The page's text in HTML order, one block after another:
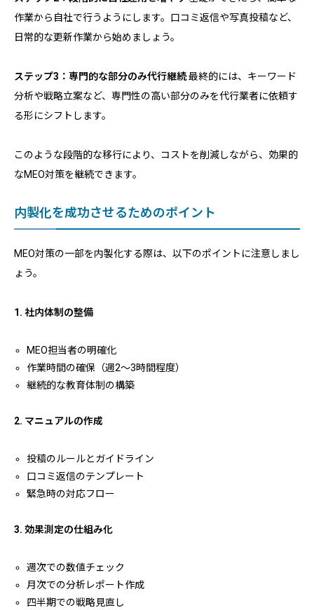
作業から自社で行うようにします。口コミ返信や写真投稿など、
日常的な更新作業から始めましょう。
ステップ3：専門的な部分のみ代行継続最終的には、キーワード
分析や戦略立案など、専門性の高い部分のみを代行業者に依頼す
る形にシフトします。
このような段階的な移行により、コストを削減しながら、効果的
なMEO対策を継続できます。
内製化を成功させるためのポイント
MEO対策の一部を内製化する際は、以下のポイントに注意しまし
ょう。
1. 社内体制の整備
MEO担当者の明確化
作業時間の確保（週2～3時間程度）
継続的な教育体制の構築
2. マニュアルの作成
投稿のルールとガイドライン
口コミ返信のテンプレート
緊急時の対応フロー
3. 効果測定の仕組み化
週次での数値チェック
月次での分析レポート作成
四半期での戦略見直し